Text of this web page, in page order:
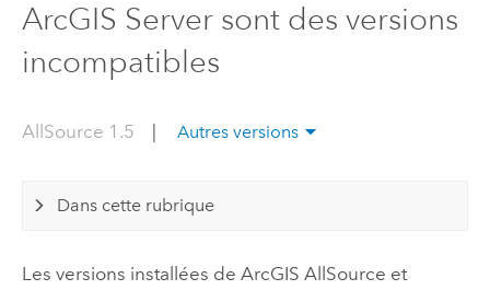
ArcGIS Server sont des versions
incompatibles
AllSource 1.5 | Autres versions
Dans cette rubrique
Les versions installées de ArcGIS AllSource et